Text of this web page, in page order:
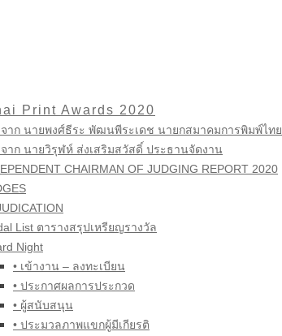
Print Awards 2020
าก นายพงศ์ธีระ พัฒนพีระเดช นายกสมาคมการพิมพ์ไทย
าก นายวิรุฬห์ ส่งเสริมสวัสดิ์ ประธานจัดงาน
CHAIRMAN OF JUDGING REPORT 2020
List ตารางสรุปเหรียญรางวัล
Night
• เข้างาน – ลงทะเบียน
• ประกาศผลการประกวด
• ผู้สนับสนุน
• ประมวลภาพแขกผู้มีเกียรติ